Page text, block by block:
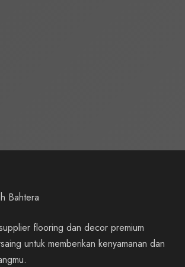
Bahtera
flooring dan decor premium
untuk memberikan kenyamanan dan